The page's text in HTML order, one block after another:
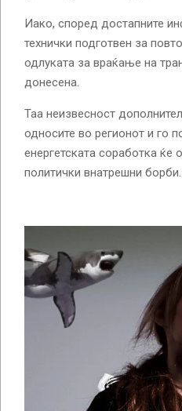
Иако, според достапните
технички подготвен за
одлуката за враќање на
донесена.
Таа неизвесност
односите во регионот и го
енергетската соработка ќе
политички внатрешни борби.